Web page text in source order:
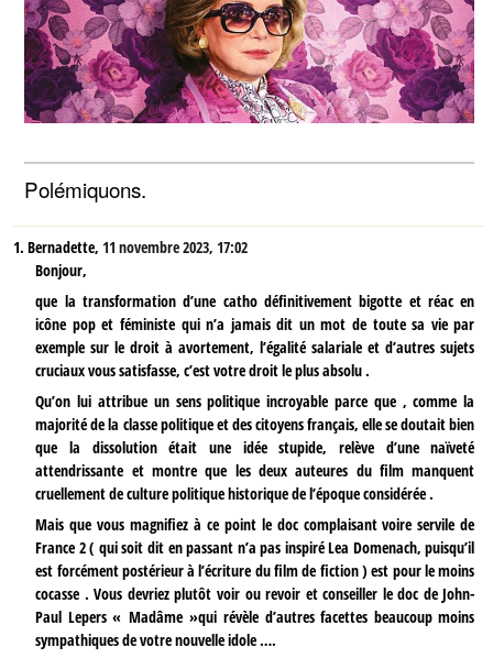
Polémiquons.
1. Bernadette,11 novembre 2023, 17:02
Bonjour,
que la transformation d’une catho définitivement bigotte et réac en
icône pop et féministe qui n’a jamais dit un mot de toute sa vie par
exemple sur le droit à avortement, l’égalité salariale et d’autres sujets
cruciaux vous satisfasse, c’est votre droit le plus absolu .
Qu’on lui attribue un sens politique incroyable parce que , comme la
majorité de la classe politique et des citoyens français, elle se doutait bien
que la dissolution était une idée stupide, relève d’une naïveté
attendrissante et montre que les deux auteures du film manquent
cruellement de culture politique historique de l’époque considérée .
Mais que vous magnifiez à ce point le doc complaisant voire servile de
France 2 ( qui soit dit en passant n’a pas inspiré Lea Domenach, puisqu’il
est forcément postérieur à l’écriture du film de fiction ) est pour le moins
cocasse . Vous devriez plutôt voir ou revoir et conseiller le doc de John-
Paul Lepers « Madâme »qui révèle d’autres facettes beaucoup moins
sympathiques de votre nouvelle idole ….